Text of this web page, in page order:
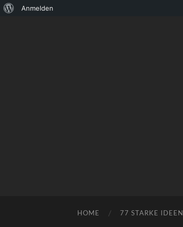
Über
Anmelden
HOME 77 STARKE IDEEN